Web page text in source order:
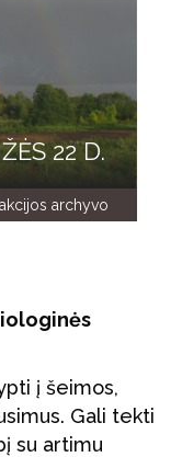
22 D.
archyvo
į šeimos,
Gali tekti
su artimu